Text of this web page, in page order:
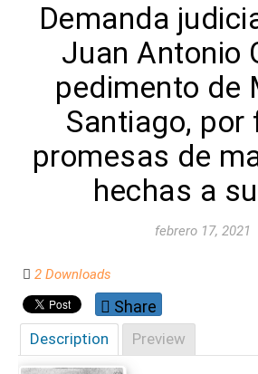
Demanda
Juan Antonio
pedimento de
Santiago, por
promesas de
hechas a
febrero 17, 2021
2 Downloads
Share
Description Preview